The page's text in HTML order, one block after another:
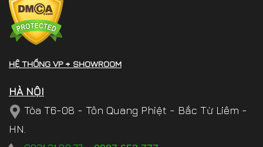
HỆ THỐNG VP + SHOWROOM
HÀ NỘI
Tòa T6-08 - Tôn Quang Phiệt - Bắc Từ Liêm -
HN.